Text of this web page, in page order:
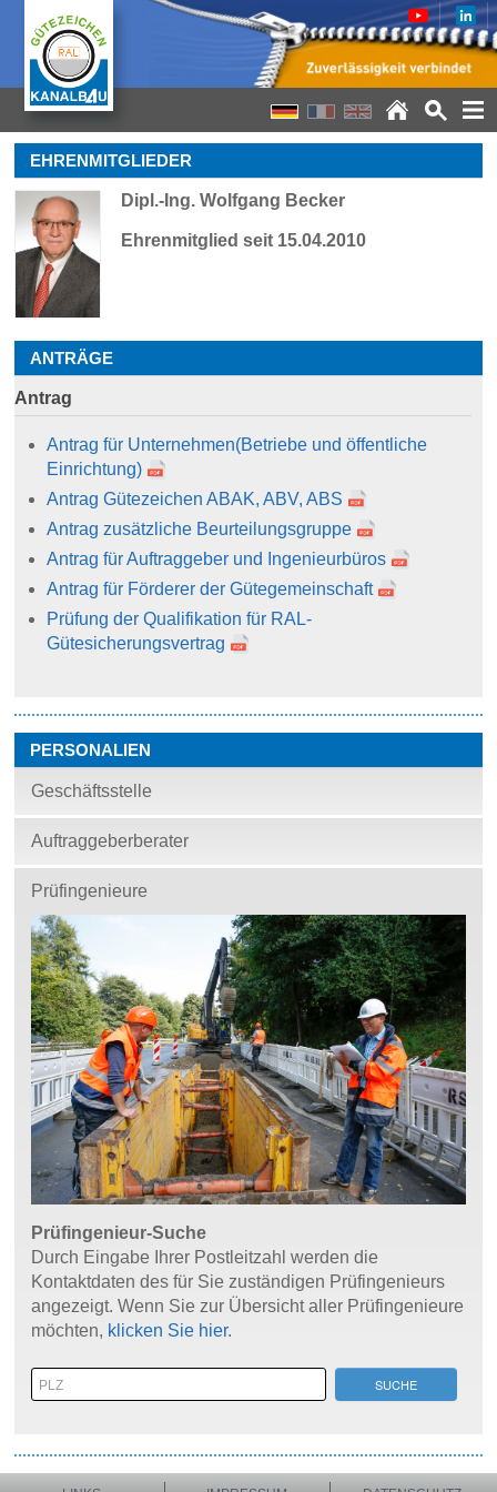
EHRENMITGLIEDER
Dipl.-Ing. Wolfgang Becker
Ehrenmitglied seit 15.04.2010
ANTRÄGE
Antrag
Antrag für Unternehmen(Betriebe und öffentliche
Einrichtung)
Antrag Gütezeichen ABAK, ABV, ABS
Antrag zusätzliche Beurteilungsgruppe
Antrag für Auftraggeber und Ingenieurbüros
Antrag für Förderer der Gütegemeinschaft
Prüfung der Qualifikation für RAL-
Gütesicherungsvertrag
PERSONALIEN
Geschäftsstelle
Auftraggeberberater
Prüfingenieure
Prüfingenieur-Suche
Durch Eingabe Ihrer Postleitzahl werden die
Kontaktdaten des für Sie zuständigen Prüfingenieurs
angezeigt. Wenn Sie zur Übersicht aller Prüfingenieure
möchten, klicken Sie hier.
SUCHE